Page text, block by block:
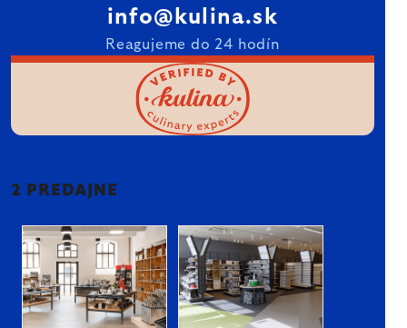
info@kulina.sk
Reagujeme do 24 hodín
2 PREDAJNE